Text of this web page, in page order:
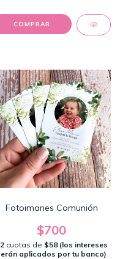
COMPRAR
Fotoimanes Comunión
$700
cuotas de $58 (los intereses
aplicados por tu banco)